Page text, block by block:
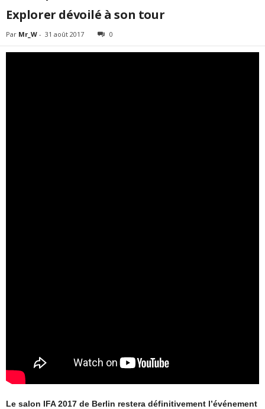
Explorer dévoilé à son tour
Par Mr_W - 31 août 2017 0
Le salon IFA 2017 de Berlin restera définitivement l’événement